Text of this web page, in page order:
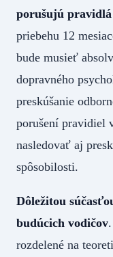
porušujú pravidlá
priebehu 12
bude musieť
dopravného
preskúšanie
porušení pravidiel
nasledovať aj
spôsobilosti.
Dôležitou
budúcich vodičov
rozdelené na